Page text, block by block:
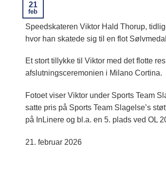
21
feb
Speedskateren Viktor Hald Thorup,
hvor han skatede sig til en flot
Et stort tillykke til Viktor med det flotte
afslutningsceremonien i Milano Cortina.
Fotoet viser Viktor under Sports Team
satte pris på Sports Team Slagelse’s
på InLinere og bl.a. en 5. plads ved OL
21. februar 2026